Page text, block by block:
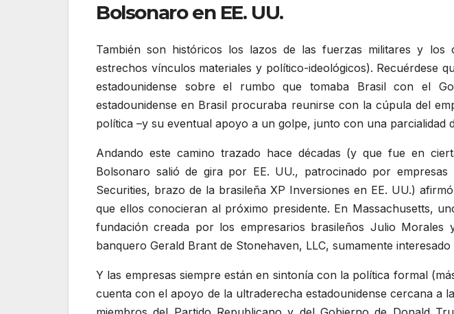
Bolsonaro en EE. UU.
También son históricos los lazos de las fuerzas militares y los
estrechos vínculos materiales y político-ideológicos). Recuérdese
estadounidense sobre el rumbo que tomaba Brasil con el
estadounidense en Brasil procuraba reunirse con la cúpula del
política –y su eventual apoyo a un golpe, junto con una parcialidad
Andando este camino trazado hace décadas (y que fue en
Bolsonaro salió de gira por EE. UU., patrocinado por
Securities, brazo de la brasileña XP Inversiones en EE. UU.)
que ellos conocieran al próximo presidente. En Massachusetts,
fundación creada por los empresarios brasileños Julio
banquero Gerald Brant de Stonehaven, LLC, sumamente
Y las empresas siempre están en sintonía con la política formal
cuenta con el apoyo de la ultraderecha estadounidense cercana a